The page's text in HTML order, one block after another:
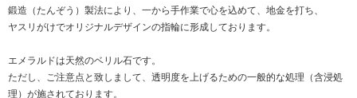
鍛造（たんぞう）製法により、一から手作業で心を込めて、地金を打ち、
ヤスリがけでオリジナルデザインの指輪に形成しております。
エメラルドは天然のベリル石です。
ただし、ご注意点と致しまして、透明度を上げるための一般的な処理（含浸処
理）が施されております。